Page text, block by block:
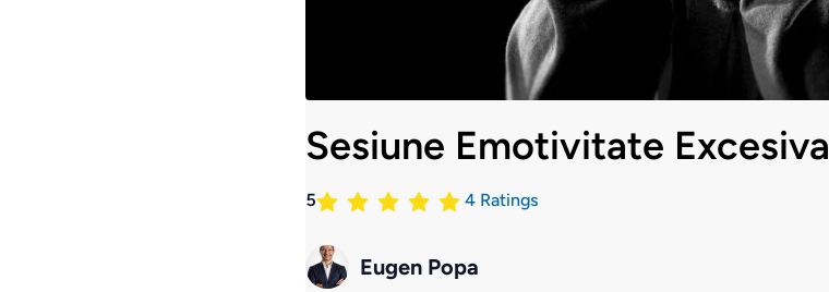
Sesiune Emotivitate Excesiva
5 4 Ratings
Eugen Popa